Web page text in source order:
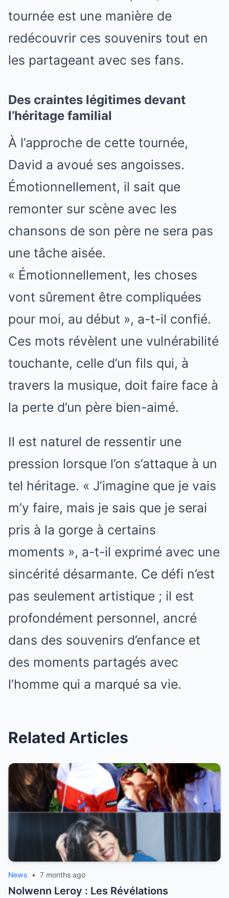
tournée est une manière de
redécouvrir ces souvenirs tout en
les partageant avec ses fans.
Des craintes légitimes devant
l’héritage familial
À l’approche de cette tournée,
David a avoué ses angoisses.
Émotionnellement, il sait que
remonter sur scène avec les
chansons de son père ne sera pas
une tâche aisée.
« Émotionnellement, les choses
vont sûrement être compliquées
pour moi, au début », a-t-il confié.
Ces mots révèlent une vulnérabilité
touchante, celle d’un fils qui, à
travers la musique, doit faire face à
la perte d’un père bien-aimé.
Il est naturel de ressentir une
pression lorsque l’on s’attaque à un
tel héritage. « J’imagine que je vais
m’y faire, mais je sais que je serai
pris à la gorge à certains
moments », a-t-il exprimé avec une
sincérité désarmante. Ce défi n’est
pas seulement artistique ; il est
profondément personnel, ancré
dans des souvenirs d’enfance et
des moments partagés avec
l’homme qui a marqué sa vie.
Related Articles
News • 7 months ago
Nolwenn Leroy : Les Révélations